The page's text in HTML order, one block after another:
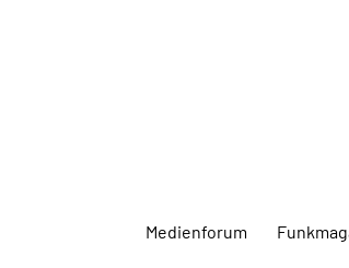
Medienforum